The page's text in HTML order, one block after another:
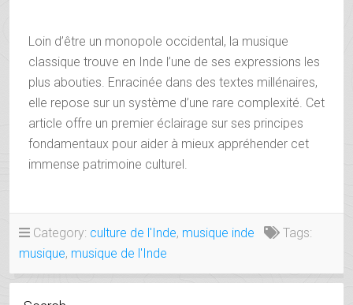
Loin d’être un monopole occidental, la musique
classique trouve en Inde l’une de ses expressions les
plus abouties. Enracinée dans des textes millénaires,
elle repose sur un système d’une rare complexité. Cet
article offre un premier éclairage sur ses principes
fondamentaux pour aider à mieux appréhender cet
immense patrimoine culturel.
Category: culture de l'Inde, musique inde
Tags:
musique, musique de l'Inde